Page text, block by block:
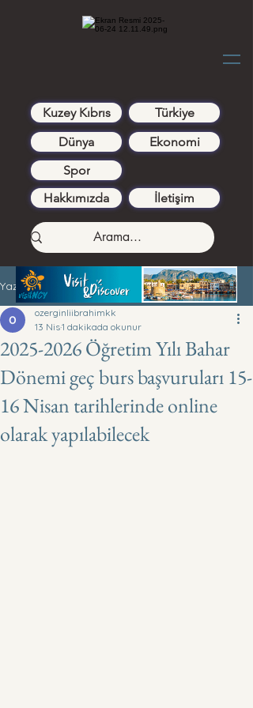
Kuzey Kıbrıs
Türkiye
Dünya
Ekonomi
Spor
Hakkımızda
İletişim
Yazı
2025-2026 Öğretim Yılı Bahar
Dönemi geç burs başvuruları 15-
16 Nisan tarihlerinde online
olarak yapılabilecek
ozerginliibrahimkk
13 Nis1 dakikada okunur